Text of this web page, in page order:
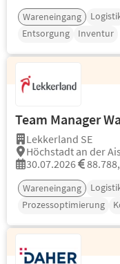
Wareneingang
Entsorgung
Inventur
Team Manager
Lekkerland SE
Höchstadt an der
30.07.2026
Wareneingang
Prozessoptimierung